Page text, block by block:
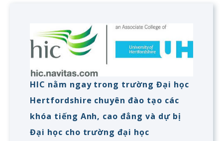
HIC nằm ngay trong trường Đại học
Hertfordshire chuyên đào tạo các
khóa tiếng Anh, cao đẳng và dự bị
Đại học cho trường đại học